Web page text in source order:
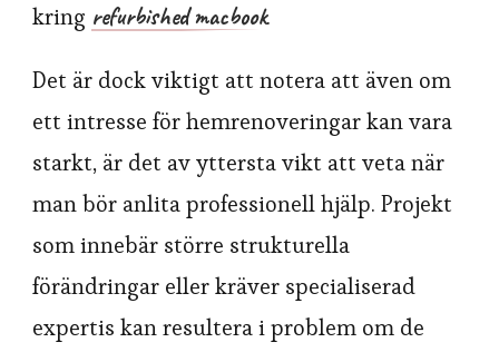
kring refurbished macbook.
Det är dock viktigt att notera att även om
ett intresse för hemrenoveringar kan vara
starkt, är det av yttersta vikt att veta när
man bör anlita professionell hjälp. Projekt
som innebär större strukturella
förändringar eller kräver specialiserad
expertis kan resultera i problem om de